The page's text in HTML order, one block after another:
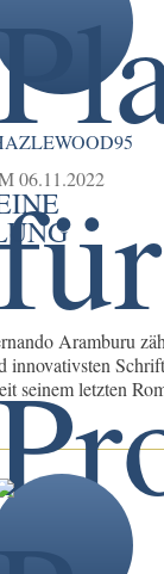
06.11.2022
Aramburu
innovativsten
seinem letzten